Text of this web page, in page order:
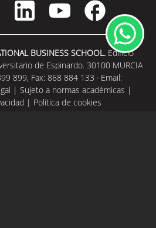
BUSINESS SCHOOL. Edificio
de Espinardo. 30100 MURCIA
899, Fax: 868 884 133 · Email:
| Sujeto a normas académicas |
| Política de cookies